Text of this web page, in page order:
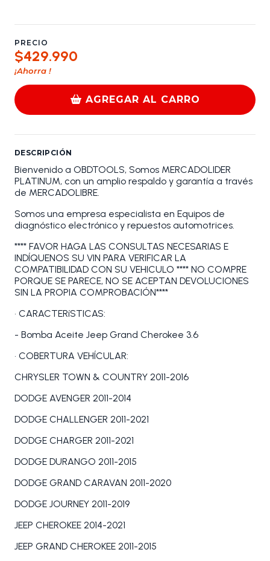
PRECIO
$429.990
¡Ahorra !
AGREGAR AL CARRO
DESCRIPCIÓN
Bienvenido a OBDTOOLS, Somos MERCADOLIDER
PLATINUM, con un amplio respaldo y garantía a través
de MERCADOLIBRE.
Somos una empresa especialista en Equipos de
diagnóstico electrónico y repuestos automotrices.
**** FAVOR HAGA LAS CONSULTAS NECESARIAS E
INDÍQUENOS SU VIN PARA VERIFICAR LA
COMPATIBILIDAD CON SU VEHICULO **** NO COMPRE
PORQUE SE PARECE, NO SE ACEPTAN DEVOLUCIONES
SIN LA PROPIA COMPROBACIÓN****
• CARACTERíSTICAS:
- Bomba Aceite Jeep Grand Cherokee 3.6
• COBERTURA VEHÍCULAR:
CHRYSLER TOWN & COUNTRY 2011-2016
DODGE AVENGER 2011-2014
DODGE CHALLENGER 2011-2021
DODGE CHARGER 2011-2021
DODGE DURANGO 2011-2015
DODGE GRAND CARAVAN 2011-2020
DODGE JOURNEY 2011-2019
JEEP CHEROKEE 2014-2021
JEEP GRAND CHEROKEE 2011-2015